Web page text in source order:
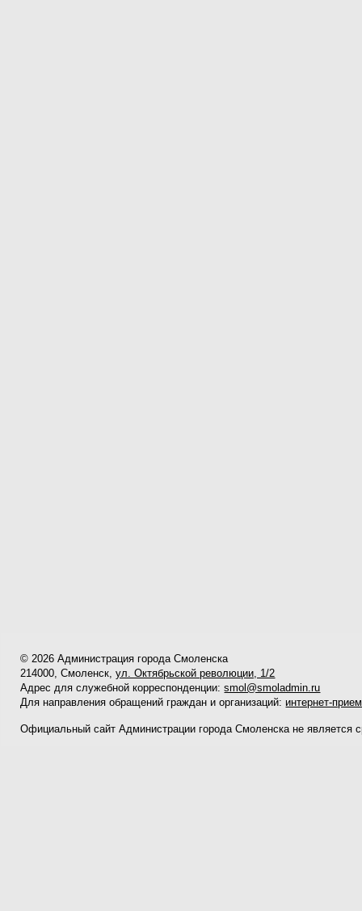
© 2026 Администрация города Смоленска
214000, Смоленск,ул. Октябрьской революции, 1/2
Адрес для служебной корреспонденции:smol@smoladmin.ru
Для направления обращений граждан и организаций: интернет-
Официальный сайт Администрации города Смоленска не является